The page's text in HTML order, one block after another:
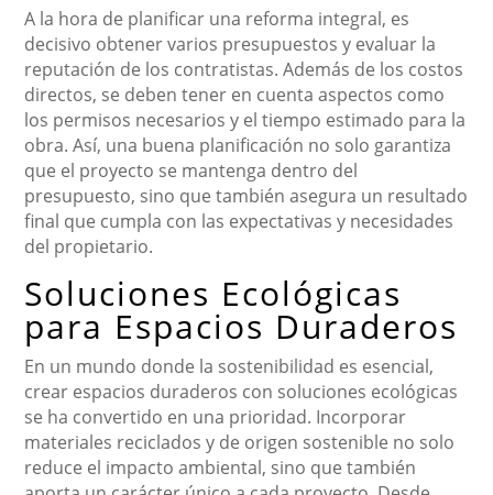
A la hora de planificar una reforma integral, es
decisivo obtener varios presupuestos y evaluar la
reputación de los contratistas. Además de los costos
directos, se deben tener en cuenta aspectos como
los permisos necesarios y el tiempo estimado para la
obra. Así, una buena planificación no solo garantiza
que el proyecto se mantenga dentro del
presupuesto, sino que también asegura un resultado
final que cumpla con las expectativas y necesidades
del propietario.
Soluciones Ecológicas
para Espacios Duraderos
En un mundo donde la sostenibilidad es esencial,
crear espacios duraderos con soluciones ecológicas
se ha convertido en una prioridad. Incorporar
materiales reciclados y de origen sostenible no solo
reduce el impacto ambiental, sino que también